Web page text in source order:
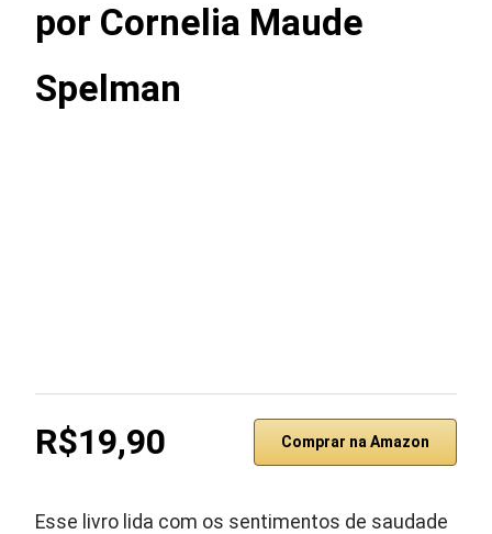
por Cornelia Maude
Spelman
R$19,90 Comprar na Amazon
Esse livro lida com os sentimentos de saudade